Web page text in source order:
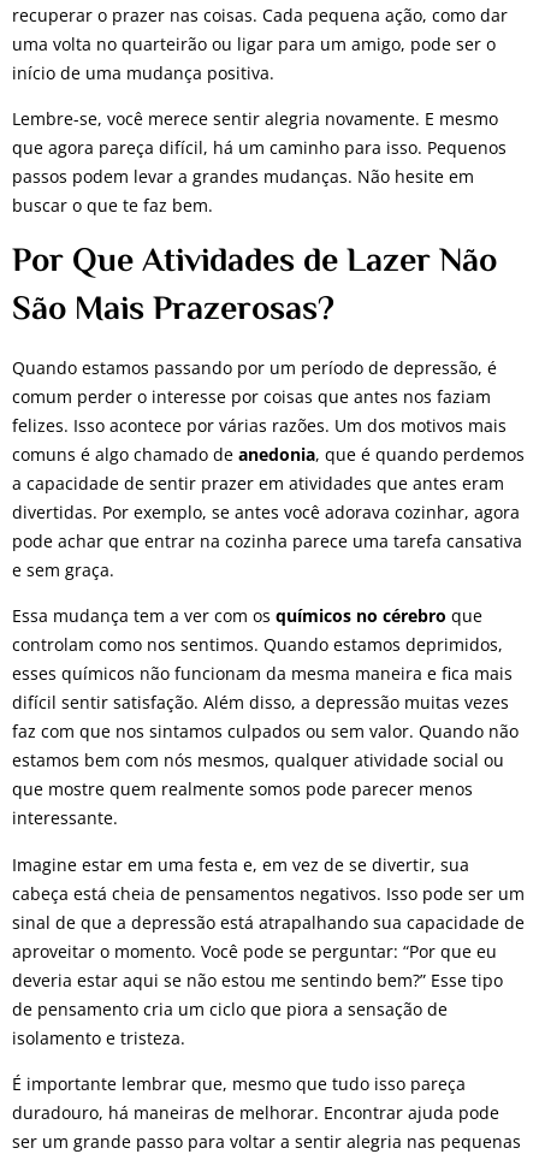
recuperar o prazer nas coisas. Cada pequena ação, como dar
uma volta no quarteirão ou ligar para um amigo, pode ser o
início de uma mudança positiva.
Lembre-se, você merece sentir alegria novamente. E mesmo
que agora pareça difícil, há um caminho para isso. Pequenos
passos podem levar a grandes mudanças. Não hesite em
buscar o que te faz bem.
Por Que Atividades de Lazer Não
São Mais Prazerosas?
Quando estamos passando por um período de depressão, é
comum perder o interesse por coisas que antes nos faziam
felizes. Isso acontece por várias razões. Um dos motivos mais
comuns é algo chamado de anedonia, que é quando perdemos
a capacidade de sentir prazer em atividades que antes eram
divertidas. Por exemplo, se antes você adorava cozinhar, agora
pode achar que entrar na cozinha parece uma tarefa cansativa
e sem graça.
Essa mudança tem a ver com os químicos no cérebro que
controlam como nos sentimos. Quando estamos deprimidos,
esses químicos não funcionam da mesma maneira e fica mais
difícil sentir satisfação. Além disso, a depressão muitas vezes
faz com que nos sintamos culpados ou sem valor. Quando não
estamos bem com nós mesmos, qualquer atividade social ou
que mostre quem realmente somos pode parecer menos
interessante.
Imagine estar em uma festa e, em vez de se divertir, sua
cabeça está cheia de pensamentos negativos. Isso pode ser um
sinal de que a depressão está atrapalhando sua capacidade de
aproveitar o momento. Você pode se perguntar: “Por que eu
deveria estar aqui se não estou me sentindo bem?” Esse tipo
de pensamento cria um ciclo que piora a sensação de
isolamento e tristeza.
É importante lembrar que, mesmo que tudo isso pareça
duradouro, há maneiras de melhorar. Encontrar ajuda pode
ser um grande passo para voltar a sentir alegria nas pequenas